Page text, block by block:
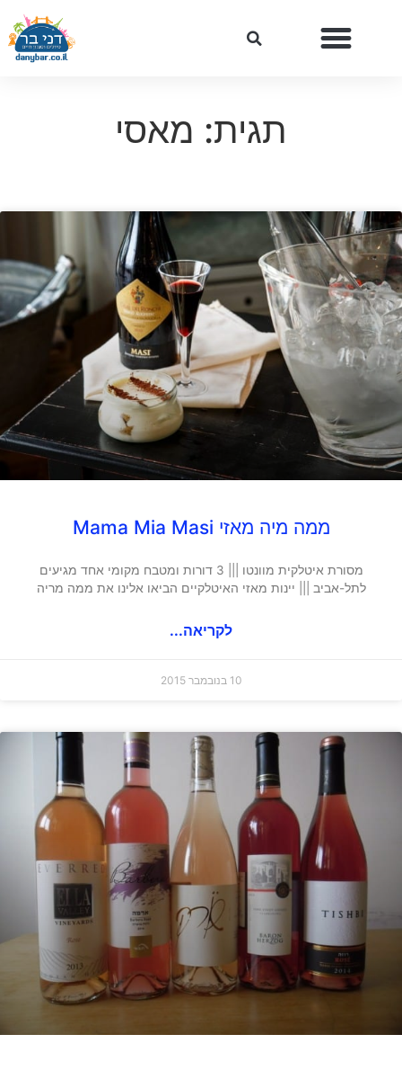
תגית: מאסי
ממה מיה מאזי Mama Mia Masi
מסורת איטלקית מוונטו ||| 3 דורות ומטבח מקומי אחד מגיעים
לתל-אביב ||| יינות מאזי האיטלקיים הביאו אלינו את ממה מריה
לקריאה...
10 בנובמבר 2015